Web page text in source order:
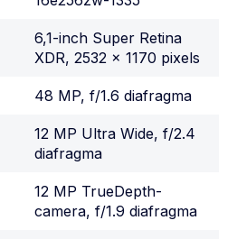
6,1-inch Super Retina
XDR, 2532 x 1170 pixels
48 MP, f/1.6 diafragma
12 MP Ultra Wide, f/2.4
diafragma
12 MP TrueDepth-
camera, f/1.9 diafragma